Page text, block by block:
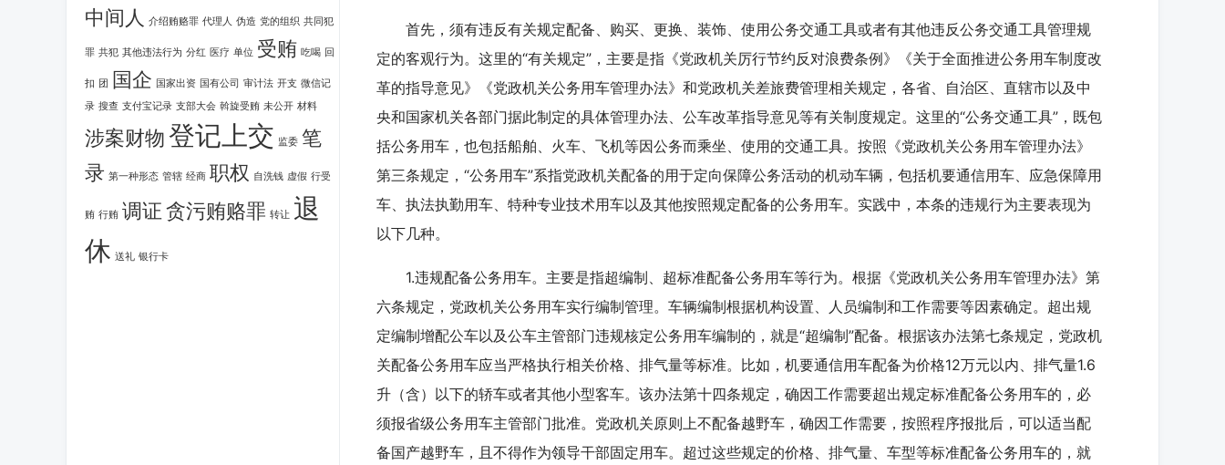
中间人 介绍贿赂罪 代理人 伪造 党的组织 共同犯
罪 共犯 其他违法行为 分红 医疗 单位 受贿 吃喝 回
扣 团 国企 国家出资 国有公司 审计法 开支 微信记
录 搜查 支付宝记录 支部大会 斡旋受贿 未公开 材料
涉案财物登记上交 监委 笔
录 第一种形态 管辖 经商 职权 自洗钱 虚假 行受
贿 行贿 调证贪污贿赂罪 转让 退
休 送礼 银行卡
首先，须有违反有关规定配备、购买、更换、装饰、使用公务交通工具或者有其他违反公务交通工具管理规
定的客观行为。这里的“有关规定”，主要是指《党政机关厉行节约反对浪费条例》《关于全面推进公务用车制度改
革的指导意见》《党政机关公务用车管理办法》和党政机关差旅费管理相关规定，各省、自治区、直辖市以及中
央和国家机关各部门据此制定的具体管理办法、公车改革指导意见等有关制度规定。这里的“公务交通工具”，既包
括公务用车，也包括船舶、火车、飞机等因公务而乘坐、使用的交通工具。按照《党政机关公务用车管理办法》
第三条规定，“公务用车”系指党政机关配备的用于定向保障公务活动的机动车辆，包括机要通信用车、应急保障用
车、执法执勤用车、特种专业技术用车以及其他按照规定配备的公务用车。实践中，本条的违规行为主要表现为
以下几种。
1.违规配备公务用车。主要是指超编制、超标准配备公务用车等行为。根据《党政机关公务用车管理办法》第
六条规定，党政机关公务用车实行编制管理。车辆编制根据机构设置、人员编制和工作需要等因素确定。超出规
定编制增配公车以及公车主管部门违规核定公务用车编制的，就是“超编制”配备。根据该办法第七条规定，党政机
关配备公务用车应当严格执行相关价格、排气量等标准。比如，机要通信用车配备为价格12万元以内、排气量1.6
升（含）以下的轿车或者其他小型客车。该办法第十四条规定，确因工作需要超出规定标准配备公务用车的，必
须报省级公务用车主管部门批准。党政机关原则上不配备越野车，确因工作需要，按照程序报批后，可以适当配
备国产越野车，且不得作为领导干部固定用车。超过这些规定的价格、排气量、车型等标准配备公务用车的，就